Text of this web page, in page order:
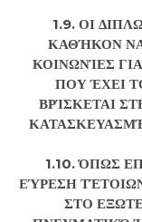
1.9. ΟΙ
ΚΑΘΉΚΟΝ
ΚΟΙΝΩΝΊΕΣ
ΠΟΥ ΈΧΕΙ
ΒΡΊΣΚΕΤΑΙ
1.10. ΌΠΩΣ
ΕΎΡΕΣΗ
ΣΤΟ